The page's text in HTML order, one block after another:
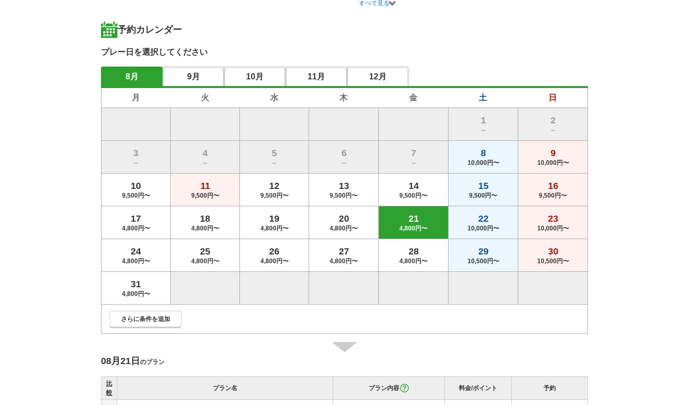
すべて見る
予約カレンダー
プレー日を選択してください
8月 9月 10月 11月 12月
月 火 水 木 金 土 日
1
--
2
--
3
--
4
--
5
--
6
--
7
--
8
10,000円〜
9
10,000円〜
10
9,500円〜
11
9,500円〜
12
9,500円〜
13
9,500円〜
14
9,500円〜
15
9,500円〜
16
9,500円〜
17
4,800円〜
18
4,800円〜
19
4,800円〜
20
4,800円〜
21
4,800円〜
22
10,000円〜
23
10,000円〜
24
4,800円〜
25
4,800円〜
26
4,800円〜
27
4,800円〜
28
4,800円〜
29
10,500円〜
30
10,500円〜
31
4,800円〜
さらに条件を追加
08月21日 のプラン
比
較
プラン名 プラン内容 料金/ポイント 予約